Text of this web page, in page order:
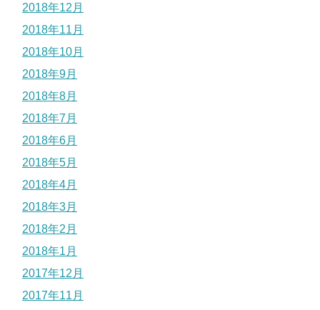
2018年12月
2018年11月
2018年10月
2018年9月
2018年8月
2018年7月
2018年6月
2018年5月
2018年4月
2018年3月
2018年2月
2018年1月
2017年12月
2017年11月